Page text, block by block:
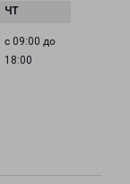
с 09:00 до
18:00